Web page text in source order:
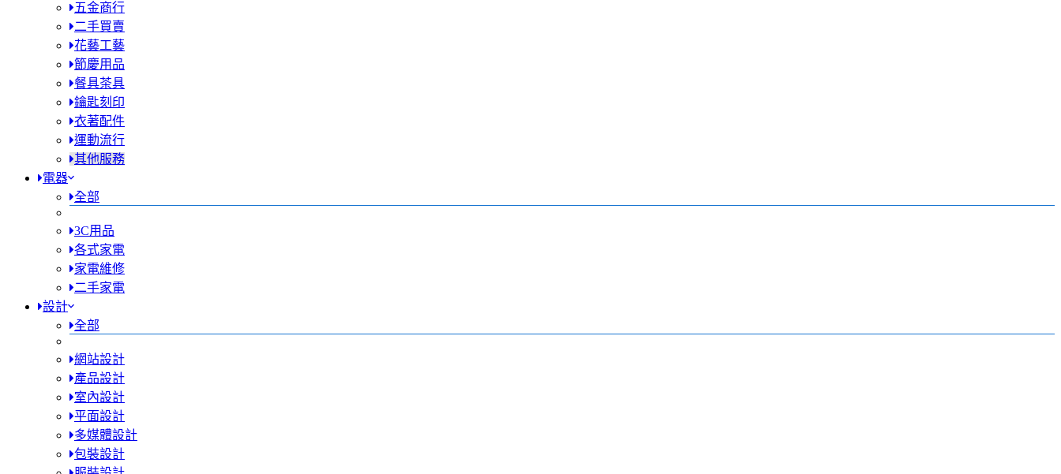
五金商行
二手買賣
花藝工藝
節慶用品
餐具茶具
鑰匙刻印
衣著配件
運動流行
其他服務
電器
全部
3C用品
各式家電
家電維修
二手家電
設計
全部
網站設計
產品設計
室內設計
平面設計
多媒體設計
包裝設計